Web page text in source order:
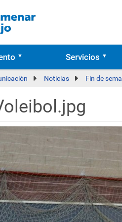
Servicios
Noticias Fin de